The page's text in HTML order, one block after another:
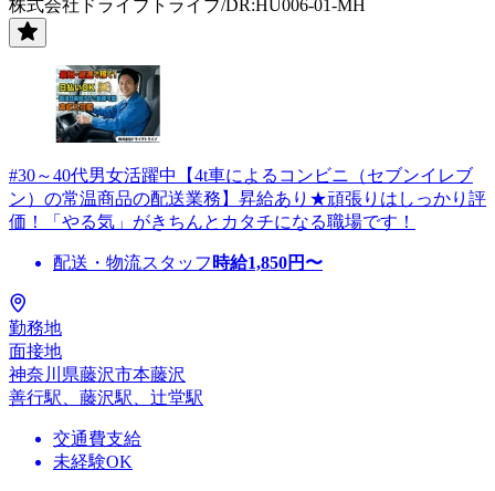
株式会社ドライブトライブ/DR:HU006-01-MH
#30～40代男女活躍中【4t車によるコンビニ（セブンイレブ
ン）の常温商品の配送業務】昇給あり★頑張りはしっかり評
価！「やる気」がきちんとカタチになる職場です！
配送・物流スタッフ 時給1,850円〜
勤務地
面接地
神奈川県藤沢市本藤沢
善行駅、藤沢駅、辻堂駅
交通費支給
未経験OK